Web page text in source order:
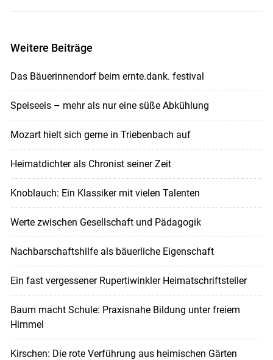
Weitere Beiträge
Das Bäuerinnendorf beim ernte.dank. festival
Speiseeis – mehr als nur eine süße Abkühlung
Mozart hielt sich gerne in Triebenbach auf
Heimatdichter als Chronist seiner Zeit
Knoblauch: Ein Klassiker mit vielen Talenten
Werte zwischen Gesellschaft und Pädagogik
Nachbarschaftshilfe als bäuerliche Eigenschaft
Ein fast vergessener Rupertiwinkler Heimatschriftsteller
Baum macht Schule: Praxisnahe Bildung unter freiem
Himmel
Kirschen: Die rote Verführung aus heimischen Gärten